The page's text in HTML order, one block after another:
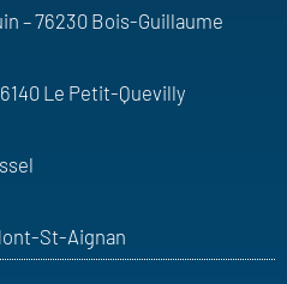
– 76230 Bois-Guillaume
Le Petit-Quevilly
St-Aignan